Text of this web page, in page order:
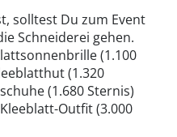
solltest Du zum Event
Schneiderei gehen.
(1.100
(1.320
(1.680 Sternis)
Outfit (3.000